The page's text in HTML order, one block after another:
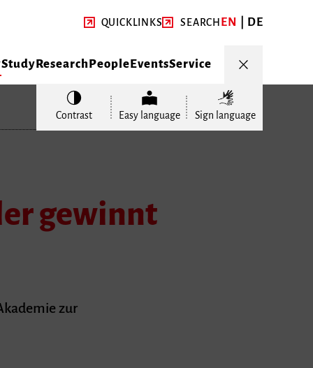
QUICKLINKS SEARCH EN DE
StudyResearchPeopleEventsService
Contrast Easy language Sign language
gewinnt
zur